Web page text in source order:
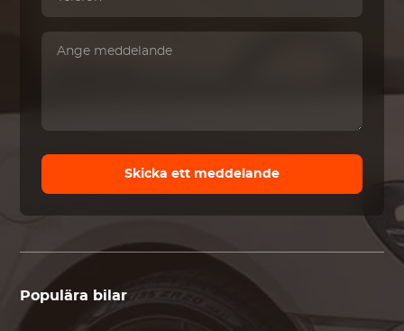
Skicka ett meddelande
Populära bilar